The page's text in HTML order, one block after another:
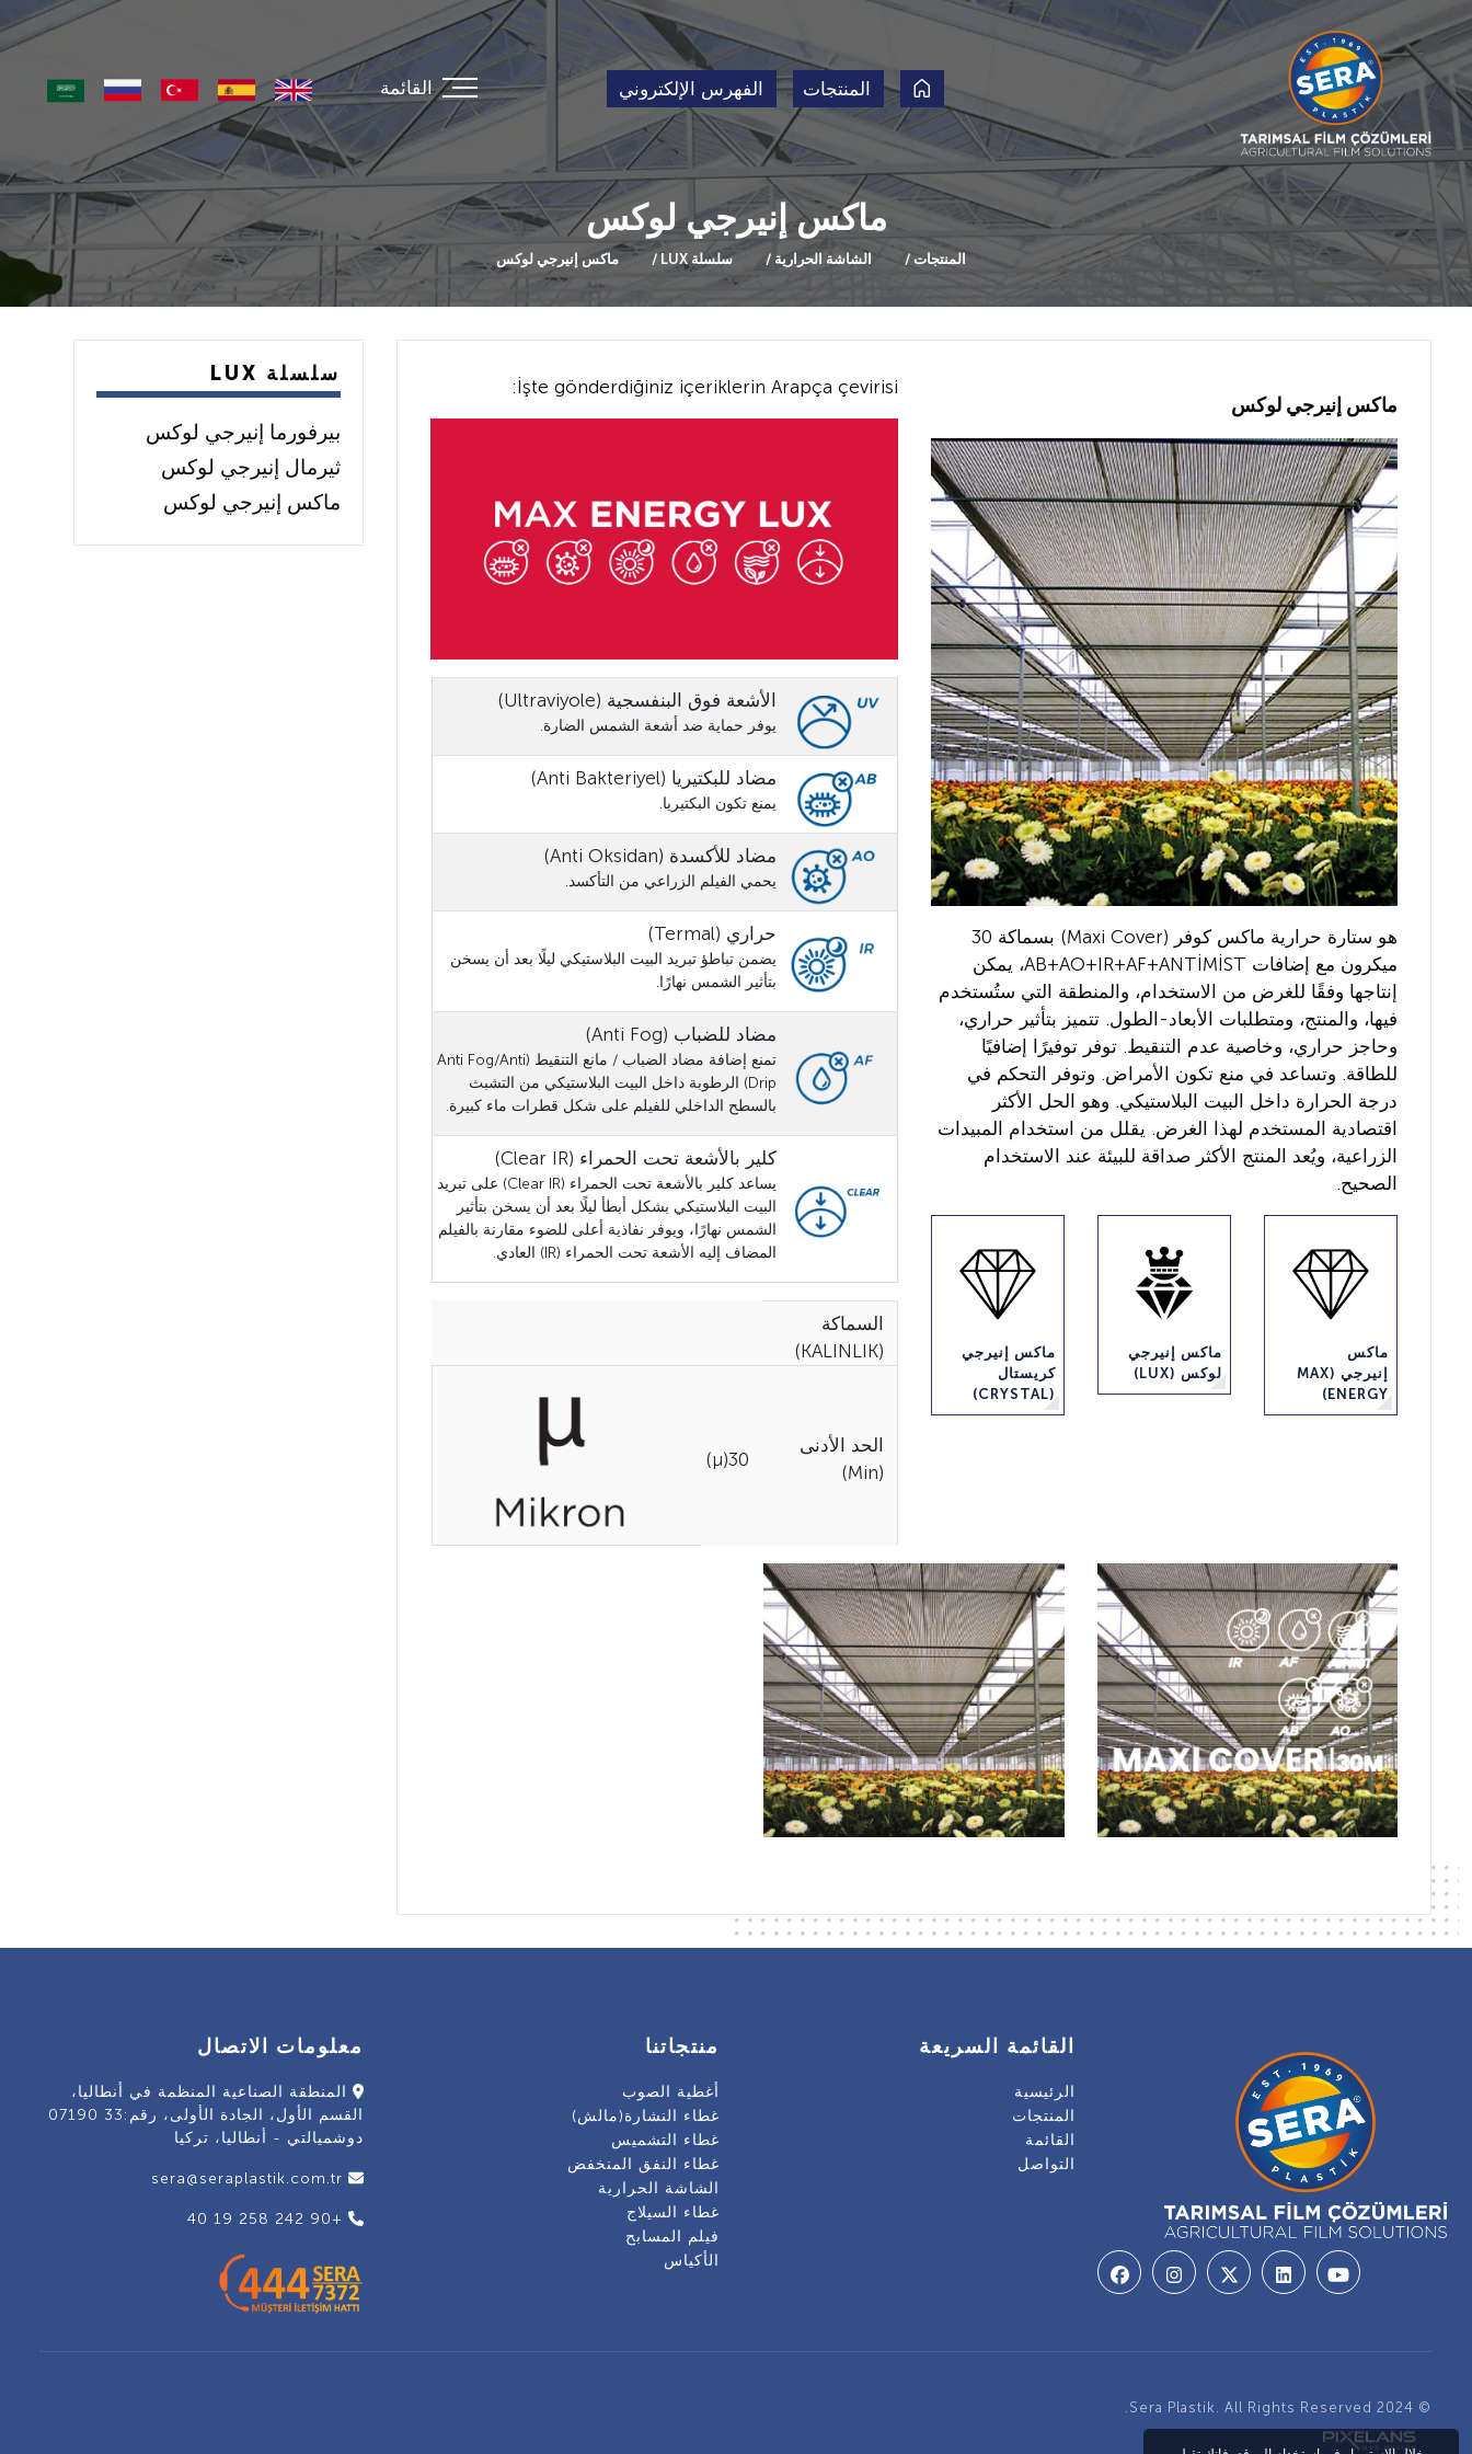
المنتجات الفهرس الإلكتروني القائمة
ماكس إنيرجي لوكس
المنتجات الشاشة الحرارية سلسلة LUX ماكس إنيرجي لوكس
ماكس إنيرجي لوكس
هو ستارة حرارية ماكس كوفر (Maxi Cover) بسماكة 30
ميكرون مع إضافات AB+AO+IR+AF+ANTİMİST، يمكن
إنتاجها وفقًا للغرض من الاستخدام، والمنطقة التي ستُستخدم
فيها، والمنتج، ومتطلبات الأبعاد-الطول. تتميز بتأثير حراري،
وحاجز حراري، وخاصية عدم التنقيط. توفر توفيرًا إضافيًا
للطاقة. وتساعد في منع تكون الأمراض. وتوفر التحكم في
درجة الحرارة داخل البيت البلاستيكي. وهو الحل الأكثر
اقتصادية المستخدم لهذا الغرض. يقلل من استخدام المبيدات
الزراعية، ويُعد المنتج الأكثر صداقة للبيئة عند الاستخدام
الصحيح.
ماكس
إنيرجي (MAX
ENERGY)
ماكس إنيرجي
لوكس (LUX)
ماكس إنيرجي
كريستال
(CRYSTAL)
İşte gönderdiğiniz içeriklerin Arapça çevirisi:
الأشعة فوق البنفسجية (Ultraviyole)
يوفر حماية ضد أشعة الشمس الضارة.
مضاد للبكتيريا (Anti Bakteriyel)
يمنع تكون البكتيريا.
مضاد للأكسدة (Anti Oksidan)
يحمي الفيلم الزراعي من التأكسد.
حراري (Termal)
يضمن تباطؤ تبريد البيت البلاستيكي ليلًا بعد أن يسخن
بتأثير الشمس نهارًا.
مضاد للضباب (Anti Fog)
تمنع إضافة مضاد الضباب / مانع التنقيط (Anti Fog/Anti
Drip) الرطوبة داخل البيت البلاستيكي من التشبث
بالسطح الداخلي للفيلم على شكل قطرات ماء كبيرة.
كلير بالأشعة تحت الحمراء (Clear IR)
يساعد كلير بالأشعة تحت الحمراء (Clear IR) على تبريد
البيت البلاستيكي بشكل أبطأ ليلًا بعد أن يسخن بتأثير
الشمس نهارًا، ويوفر نفاذية أعلى للضوء مقارنة بالفيلم
المضاف إليه الأشعة تحت الحمراء (IR) العادي.
السماكة
(KALINLIK)
الحد الأدنى
(Min)
30(µ)
سلسلة LUX
بيرفورما إنيرجي لوكس
ثيرمال إنيرجي لوكس
ماكس إنيرجي لوكس
القائمة السريعة
الرئيسية
المنتجات
القائمة
التواصل
منتجاتنا
أغطية الصوب
غطاء النشارة(مالش)
غطاء التشميس
غطاء النفق المنخفض
الشاشة الحرارية
غطاء السيلاج
فيلم المسابح
الأكياس
معلومات الاتصال
المنطقة الصناعية المنظمة في أنطاليا،
القسم الأول، الجادة الأولى، رقم:33 07190
دوشميالتي - أنطاليا، تركيا
sera@seraplastik.com.tr
+90 242 258 19 40
© 2024 Sera Plastik. All Rights Reserved.